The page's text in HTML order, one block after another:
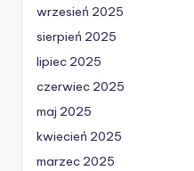
wrzesień 2025
sierpień 2025
lipiec 2025
czerwiec 2025
maj 2025
kwiecień 2025
marzec 2025